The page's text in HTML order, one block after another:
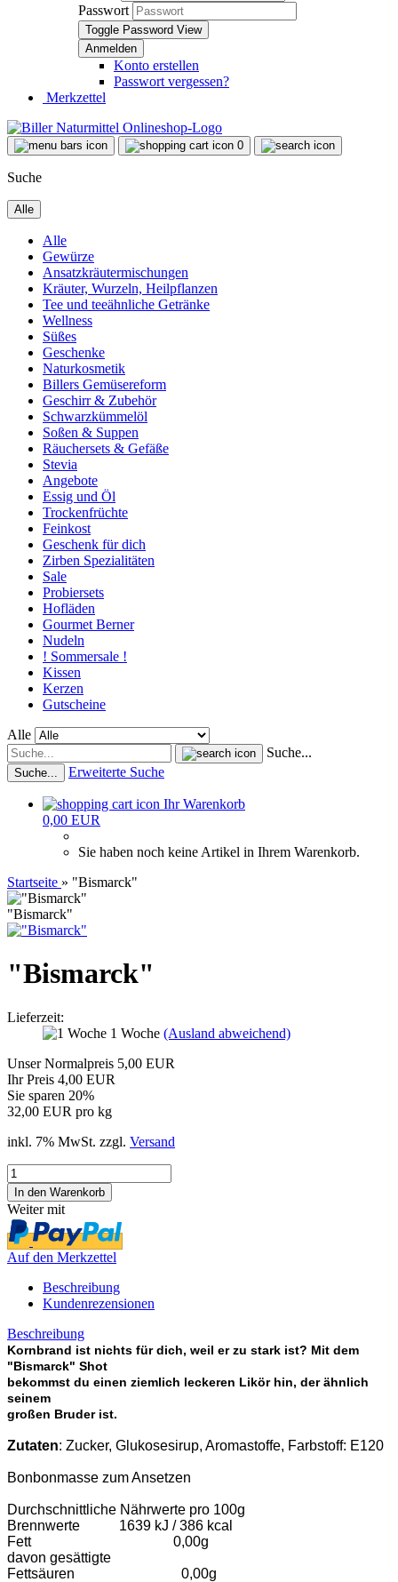
Passwort
Toggle Password View
Konto erstellen
Passwort vergessen?
Merkzettel
0
Suche
Alle
Alle
Gewürze
Ansatzkräutermischungen
Kräuter, Wurzeln, Heilpflanzen
Tee und teeähnliche Getränke
Wellness
Süßes
Geschenke
Naturkosmetik
Billers Gemüsereform
Geschirr & Zubehör
Schwarzkümmelöl
Soßen & Suppen
Räuchersets & Gefäße
Stevia
Angebote
Essig und Öl
Trockenfrüchte
Feinkost
Geschenk für dich
Zirben Spezialitäten
Sale
Probiersets
Hofläden
Gourmet Berner
Nudeln
! Sommersale !
Kissen
Kerzen
Gutscheine
Alle
Suche...
Suche... Erweiterte Suche
Ihr Warenkorb
0,00 EUR
Sie haben noch keine Artikel in Ihrem Warenkorb.
Startseite » "Bismarck"
"Bismarck"
"Bismarck"
Lieferzeit:
1 Woche (Ausland abweichend)
Unser Normalpreis 5,00 EUR
Ihr Preis 4,00 EUR
Sie sparen 20%
32,00 EUR pro kg
inkl. 7% MwSt. zzgl. Versand
Weiter mit
Auf den Merkzettel
Beschreibung
Kundenrezensionen
Beschreibung
Kornbrand ist nichts für dich, weil er zu stark ist? Mit dem
"Bismarck" Shot
bekommst du einen ziemlich leckeren Likör hin, der ähnlich
seinem
großen Bruder ist.
Zutaten: Zucker, Glukosesirup, Aromastoffe, Farbstoff: E120
Bonbonmasse zum Ansetzen
Durchschnittliche Nährwerte pro 100g
Brennwerte 1639 kJ / 386 kcal
Fett 0,00g
davon gesättigte
Fettsäuren 0,00g